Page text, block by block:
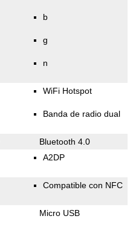
b
g
n
WiFi Hotspot
Banda de radio dual
Bluetooth 4.0
A2DP
Compatible con NFC
Micro USB